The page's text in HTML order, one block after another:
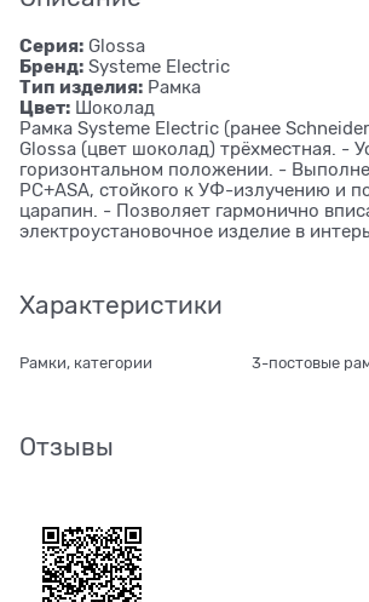
Серия: Glossa
Бренд: Systeme Electric
Тип изделия: Рамка
Цвет: Шоколад
Рамка Systeme Electric (ранее
Glossa (цвет шоколад) трёхместная. -
горизонтальном положении. -
PС+ASA, стойкого к УФ-излучению и
царапин. - Позволяет гармонично
электроустановочное изделие в
Характеристики
Рамки, категории 3-постовые
Отзывы